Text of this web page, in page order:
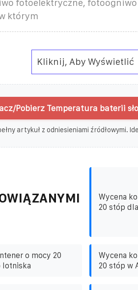
fotoelektryczne,
którym
Kliknij, Aby Wyświetlić
Pobierz Temperatura baterii
artykuł z odniesieniami źródłowymi.
Wycena
20 stóp
o mocy 20
lotniska
Wycena
20 stóp w